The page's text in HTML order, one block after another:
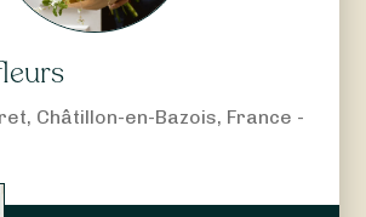
Châtillon-en-Bazois, France -